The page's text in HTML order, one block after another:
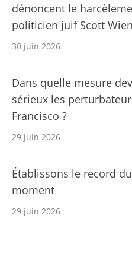
dénoncent le
politicien juif Scott
30 juin 2026
Dans quelle mesure
sérieux les
Francisco ?
29 juin 2026
Établissons le record
moment
29 juin 2026